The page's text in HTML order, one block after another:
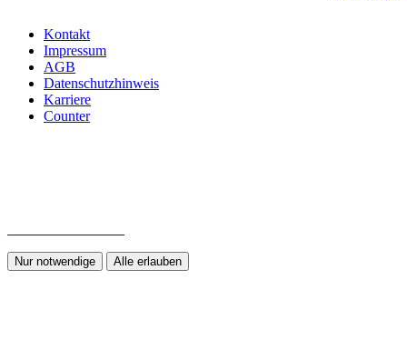
Kontakt
Impressum
AGB
Datenschutzhinweis
Karriere
Counter
Nur notwendige Alle erlauben